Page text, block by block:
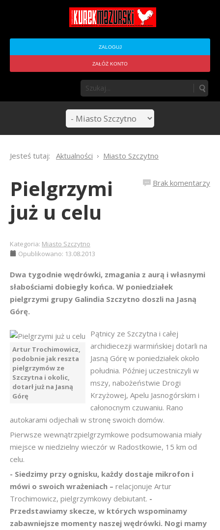
ZALOGUJ
ZAŁÓŻ KONTO
Jesteś tutaj: Aktualności Miasto Szczytno
Brak komentarzy
Pielgrzymi
już u celu
Kategoria: Miasto Szczytno
Opublikowano: 13.08.2013
Dwa tygodnie wędrówki, zmagania z aurą i własnymi
słabościami dobiegły końca. W poniedziałek
pielgrzymi grupy Galindia Szczytno doszli na Jasną
Górę.
Artur Trochimowicz,
podobnie jak reszta
pielgrzymów ze
Szczytna i okolic,
dotarł już na Jasną
Górę
Pątnicy ze Szczytna i całej
archidiecezji warmińskiej dotarli na
Jasną Górę w poniedziałek około
południa. Później uczestniczyli w
mszy, nabożeństwie Drogi
Krzyżowej, Apelu Jasnogórskim i
całonocnym czuwaniu. Rano
autokarami odjechali w stronę swoich domów.
Pierwsze wewnątrzpielgrzymkowe podsumowania miały
miejsce w niedzielny wieczór w Radostkowie, 15 km od
celu.
- Siedzimy przy ognisku, każdy dostaje mikrofon i
mówi o swoich wrażeniach – relacjonuje Artur
Trochimowicz, pielgrzymkowy debiutant. -
Przedstawiamy skecze, w których wspominamy
zabawniejsze momenty naszej wędrówki. Nogi mamy